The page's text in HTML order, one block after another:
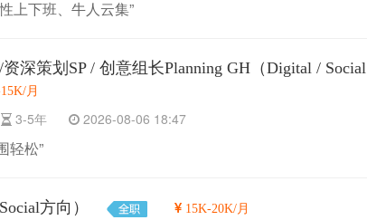
上下班、牛人云集”
深策划SP / 创意组长Planning GH（Digital / Social
月
3-5年 2026-08-06 18:47
轻松”
方向） 15K-20K/月